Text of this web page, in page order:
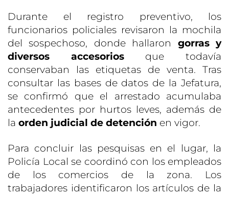
Durante el registro preventivo, los
funcionarios policiales revisaron la mochila
del sospechoso, donde hallaron gorras y
diversos accesoriosque todavía
conservaban las etiquetas de venta. Tras
consultar las bases de datos de la Jefatura,
se confirmó que el arrestado acumulaba
antecedentes por hurtos leves, además de
la orden judicial de detención en vigor.
Para concluir las pesquisas en el lugar, la
Policía Local se coordinó con los empleados
de los comercios de la zona. Los
trabajadores identificaron los artículos de la